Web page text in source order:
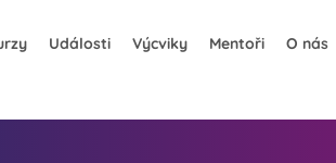
Události Výcviky Mentoři O nás